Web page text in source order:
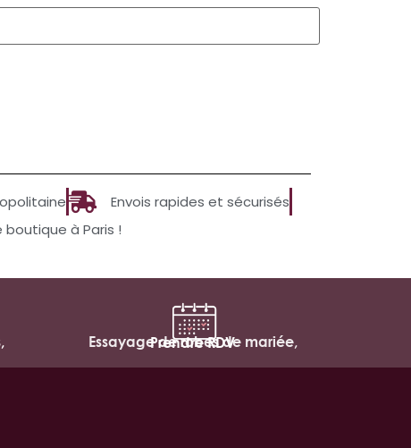
Envois rapides et sécurisés
à Paris !
Essayage de robes de mariée,
Prendre RDV